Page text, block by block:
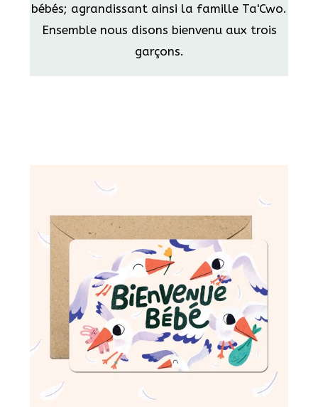
bébés; agrandissant ainsi la famille Ta'Cwo.
Ensemble nous disons bienvenu aux trois
garçons.